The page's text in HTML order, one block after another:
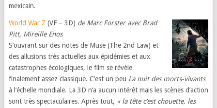
mexicain.
World War Z (VF – 3D) de Marc Forster avec Brad
Pitt, Mireille Enos
S’ouvrant sur des notes de Muse (The 2nd Law) et
des allusions très actuelles aux épidémies et aux
catastrophes écologiques, le film se révèle
finalement assez classique. C’est un peu La nuit des morts-vivants
à l’échelle mondiale. La 3D n’a aucun intérêt mais les scènes d’action
sont très spectaculaires. Après tout, « la tête c’est chouette, les